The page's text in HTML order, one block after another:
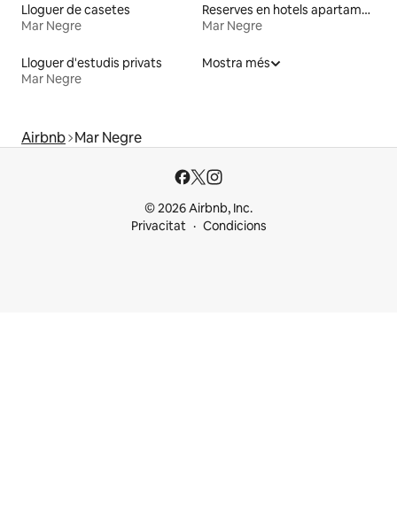
Lloguer de casetes
Mar Negre
Reserves en hotels apartament
Mar Negre
Lloguer d'estudis privats
Mar Negre
Mostra més
Airbnb Mar Negre
© 2026 Airbnb, Inc.
Privacitat
Condicions